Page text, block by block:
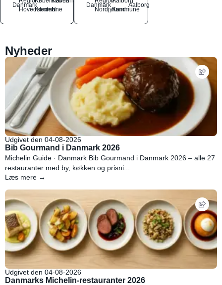
Danmark
Hovedstaden
Kommune
N
Danmark
NordjyllandKommune
Aalborg
Nyheder
Udgivet den 04-08-2026
Bib Gourmand i Danmark 2026
Michelin Guide · Danmark Bib Gourmand i Danmark 2026 – alle 27
restauranter med by, køkken og prisni...
Læs mere →
Udgivet den 04-08-2026
Danmarks Michelin-restauranter 2026